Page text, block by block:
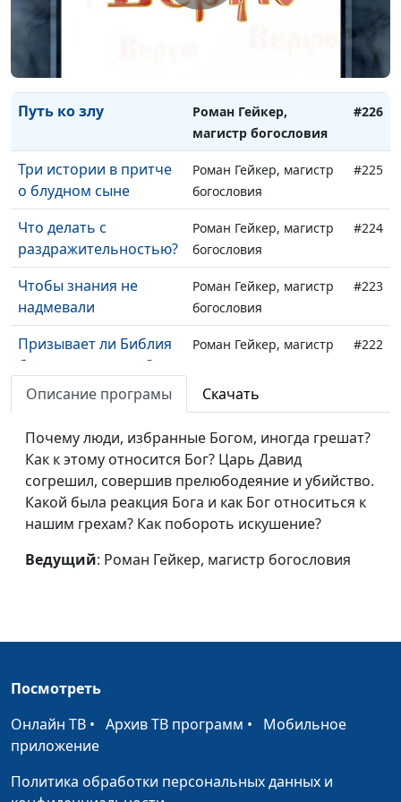
богословия
Библия как пособие
по воспитанию детей
#227
Путь ко злу
Роман Гейкер,
магистр богословия
#226
Три истории в притче
о блудном сыне
Роман Гейкер, магистр
богословия
#225
Что делать с
раздражительностью?
Роман Гейкер, магистр
богословия
#224
Чтобы знания не
надмевали
Роман Гейкер, магистр
богословия
#223
Призывает ли Библия
быть доверчивым?
Роман Гейкер, магистр
#222
Давид — муж по
Роман Гейкер, магистр
Радость
Роман Гейкер, магистр
богословия
Воскресение мертвых
Юлия Синицына,
священнослужитель,
Вадим Кочкарев,
Защита Бога
Юлия Синицына,
магистр богословия
Описание програмы Скачать
Почему люди, избранные Богом, иногда грешат?
Как к этому относится Бог? Царь Давид
согрешил, совершив прелюбодеяние и убийство.
Какой была реакция Бога и как Бог относиться к
нашим грехам? Как побороть искушение?
Ведущий: Роман Гейкер, магистр богословия
Посмотреть
Онлайн ТВ • Архив ТВ программ • Мобильное
приложение
Политика обработки персональных данных и